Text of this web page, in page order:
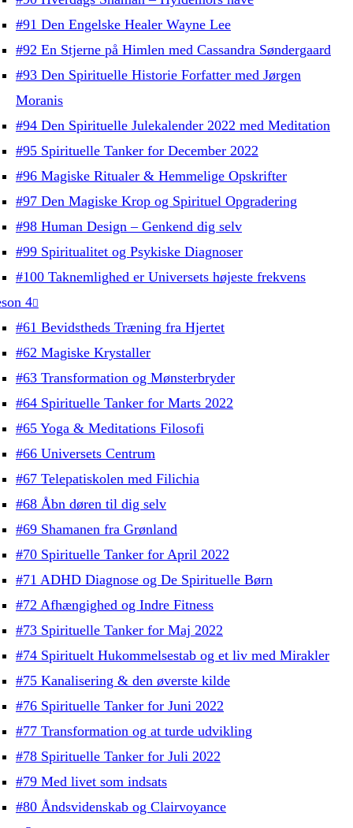
#91 Den Engelske Healer Wayne Lee
#92 En Stjerne på Himlen med Cassandra Søndergaard
#93 Den Spirituelle Historie Forfatter med Jørgen
Moranis
#94 Den Spirituelle Julekalender 2022 med Meditation
#95 Spirituelle Tanker for December 2022
#96 Magiske Ritualer & Hemmelige Opskrifter
#97 Den Magiske Krop og Spirituel Opgradering
#98 Human Design – Genkend dig selv
#99 Spiritualitet og Psykiske Diagnoser
#100 Taknemlighed er Universets højeste frekvens
4
#61 Bevidstheds Træning fra Hjertet
#62 Magiske Krystaller
#63 Transformation og Mønsterbryder
#64 Spirituelle Tanker for Marts 2022
#65 Yoga & Meditations Filosofi
#66 Universets Centrum
#67 Telepatiskolen med Filichia
#68 Åbn døren til dig selv
#69 Shamanen fra Grønland
#70 Spirituelle Tanker for April 2022
#71 ADHD Diagnose og De Spirituelle Børn
#72 Afhængighed og Indre Fitness
#73 Spirituelle Tanker for Maj 2022
#74 Spirituelt Hukommelsestab og et liv med Mirakler
#75 Kanalisering & den øverste kilde
#76 Spirituelle Tanker for Juni 2022
#77 Transformation og at turde udvikling
#78 Spirituelle Tanker for Juli 2022
#79 Med livet som indsats
#80 Åndsvidenskab og Clairvoyance